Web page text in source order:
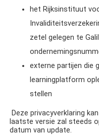
het Rijksinstituut
zetel gelegen te
externe partijen die
learningplatform
stellen
Deze privacyverklaring
laatste versie zal steeds
datum van update.